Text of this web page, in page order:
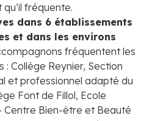
fréquente.
dans 6 établissements
et dans les environs
fréquentent les
Collège Reynier, Section
et professionnel adapté du
Font de Fillol, Ecole
Centre Bien-être et Beauté